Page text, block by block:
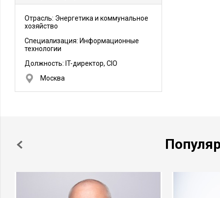
Отрасль: Энергетика и коммунальное
хозяйство
Специализация: Информационные
технологии
Должность: IT-директор, CIO
Москва